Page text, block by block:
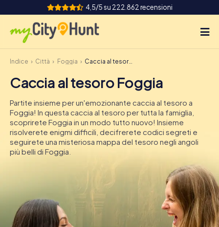
4,5/5 su 222.862 recensioni
Come funziona
Città
Tour
Team Building
Biglietti
DE
IE
IT
Indice Città Foggia Caccia al tesoro Foggia
Caccia al tesoro Foggia
Partite insieme per un'emozionante caccia al tesoro a
Foggia! In questa caccia al tesoro per tutta la famiglia,
scoprirete Foggia in un modo tutto nuovo! Insieme
risolverete enigmi difficili, decifrerete codici segreti e
seguirete una misteriosa mappa del tesoro negli angoli
più belli di Foggia.